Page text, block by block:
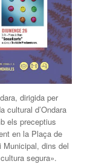
dirigida per
cultural d’Ondara
els preceptius
en la Plaça de
Municipal, dins del
segura».